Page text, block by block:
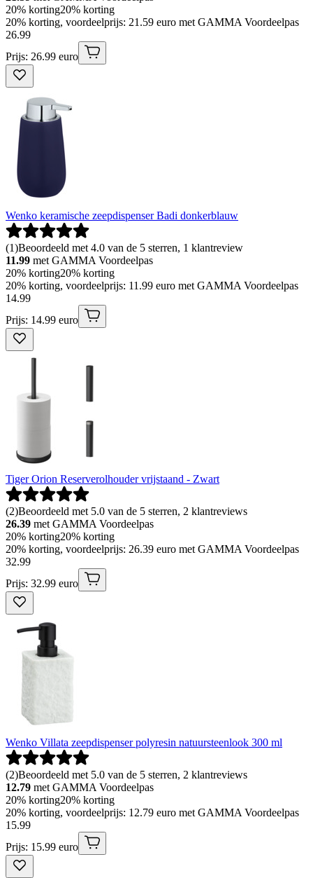
20% korting20% korting
20% korting, voordeelprijs: 21.59 euro met GAMMA Voordeelpas
26.99
Prijs: 26.99 euro
Wenko keramische zeepdispenser Badi donkerblauw
(1)Beoordeeld met 4.0 van de 5 sterren, 1 klantreview
11.99 met GAMMA Voordeelpas
20% korting20% korting
20% korting, voordeelprijs: 11.99 euro met GAMMA Voordeelpas
14.99
Prijs: 14.99 euro
Tiger Orion Reserverolhouder vrijstaand - Zwart
(2)Beoordeeld met 5.0 van de 5 sterren, 2 klantreviews
26.39 met GAMMA Voordeelpas
20% korting20% korting
20% korting, voordeelprijs: 26.39 euro met GAMMA Voordeelpas
32.99
Prijs: 32.99 euro
Wenko Villata zeepdispenser polyresin natuursteenlook 300 ml
(2)Beoordeeld met 5.0 van de 5 sterren, 2 klantreviews
12.79 met GAMMA Voordeelpas
20% korting20% korting
20% korting, voordeelprijs: 12.79 euro met GAMMA Voordeelpas
15.99
Prijs: 15.99 euro